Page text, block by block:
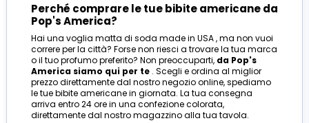
Perché comprare le tue bibite americane da
Pop's America?
Hai una voglia matta di soda made in USA , ma non vuoi
correre per la città? Forse non riesci a trovare la tua marca
o il tuo profumo preferito? Non preoccuparti, da Pop's
America siamo qui per te . Scegli e ordina al miglior
prezzo direttamente dal nostro negozio online, spediamo
le tue bibite americane in giornata. La tua consegna
arriva entro 24 ore in una confezione colorata,
direttamente dal nostro magazzino alla tua tavola.